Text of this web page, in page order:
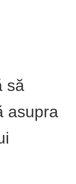
să
asupra